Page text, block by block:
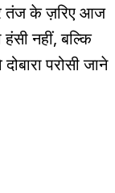
तंज के ज़रिए आज
नहीं, बल्कि
परोसी जाने